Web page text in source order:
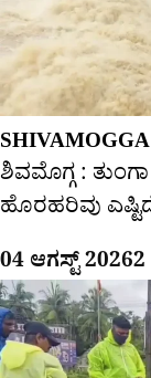
ಶಿವಮೊಗ್ಗ :
ಹೊರಹರಿವು
04 ಆಗಸ್ಟ್ 2026